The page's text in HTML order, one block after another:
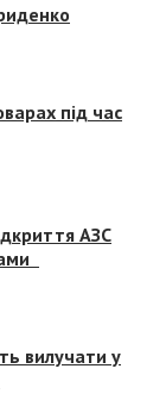
під час
АЗС
вилучати у